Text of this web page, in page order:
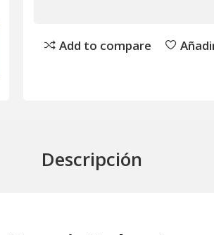
Add to compare
Descripción